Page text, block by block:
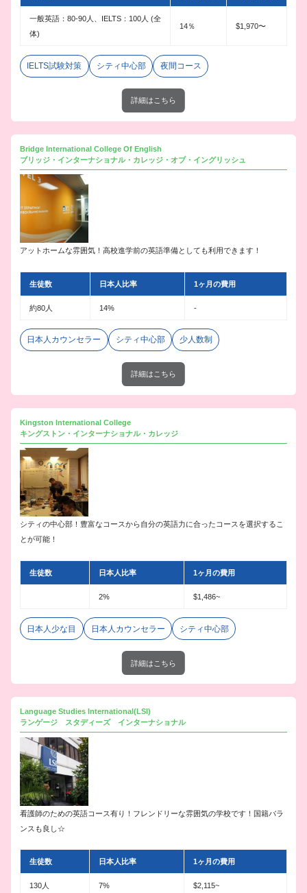
一般英語：80-90人、IELTS：100人 (全
体)
14％ $1,970〜
IELTS試験対策 シティ中心部 夜間コース
詳細はこちら
Bridge International College Of English
ブリッジ・インターナショナル・カレッジ・オブ・イングリッシュ
アットホームな雰囲気！高校進学前の英語準備としても利用できます！
生徒数 日本人比率 1ヶ月の費用
約80人 14% -
日本人カウンセラー シティ中心部 少人数制
詳細はこちら
Kingston International College
キングストン・インターナショナル・カレッジ
シティの中心部！豊富なコースから自分の英語力に合ったコースを選択するこ
とが可能！
生徒数 日本人比率 1ヶ月の費用
2% $1,486~
日本人少な目 日本人カウンセラー シティ中心部
詳細はこちら
Language Studies International(LSI)
ランゲージ スタディーズ インターナショナル
看護師のための英語コース有り！フレンドリーな雰囲気の学校です！国籍バラ
ンスも良し☆
生徒数 日本人比率 1ヶ月の費用
130人 7% $2,115~